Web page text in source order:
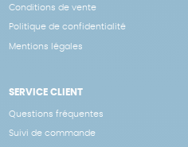
Conditions de vente
Politique de confidentialité
Mentions légales
SERVICE CLIENT
Questions fréquentes
Suivi de commande